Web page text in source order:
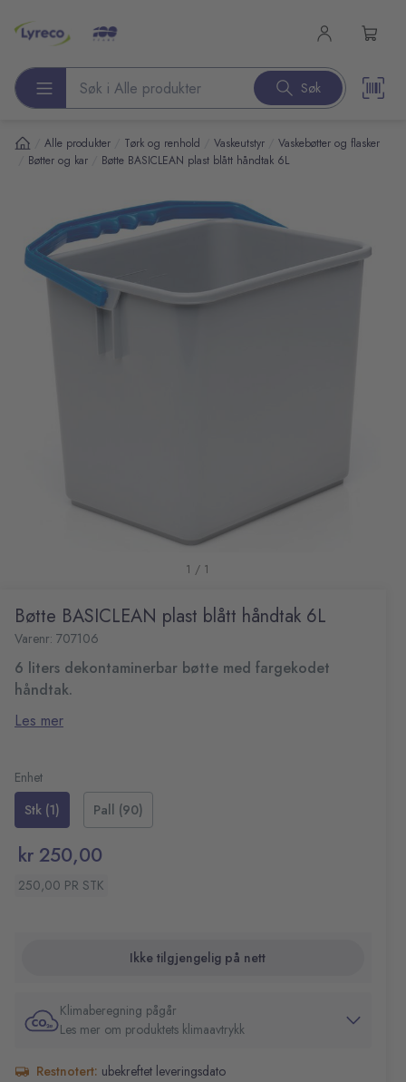
Søk etter produkter Søk
Alle produkter Tørk og renhold Vaskeutstyr Vaskebøtter og flasker
Bøtter og kar Bøtte BASICLEAN plast blått håndtak 6L
1 / 1
Bøtte BASICLEAN plast blått håndtak 6L
Varenr: 707106
6 liters dekontaminerbar bøtte med fargekodet
håndtak.
Passer til Lilleborg Mini Rengjøringsvogner.
Farge: grå med blått håndtak
Les mer
Enhet
Stk (1)
Pall (90)
kr 250,00
250,00 PR STK
Ikke tilgjengelig på nett
Klimaberegning pågår
Les mer om produktets klimaavtrykk
Restnotert: ubekreftet leveringsdato